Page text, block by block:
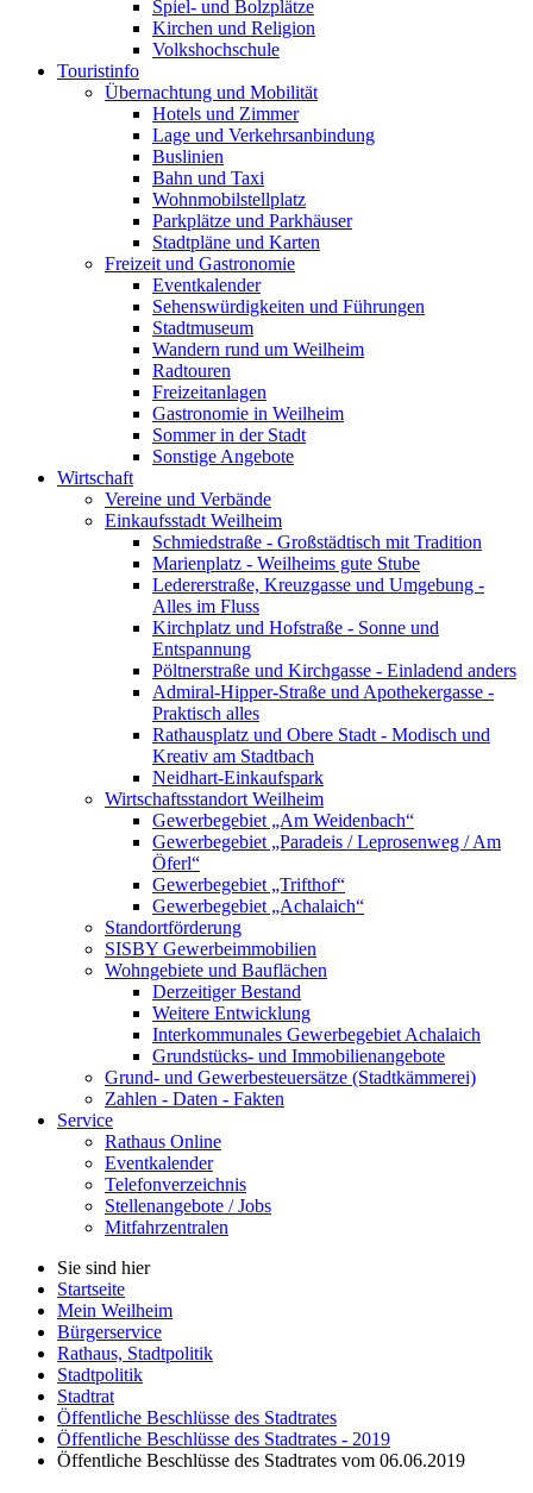
Spiel- und Bolzplätze
Kirchen und Religion
Volkshochschule
Touristinfo
Übernachtung und Mobilität
Hotels und Zimmer
Lage und Verkehrsanbindung
Buslinien
Bahn und Taxi
Wohnmobilstellplatz
Parkplätze und Parkhäuser
Stadtpläne und Karten
Freizeit und Gastronomie
Eventkalender
Sehenswürdigkeiten und Führungen
Stadtmuseum
Wandern rund um Weilheim
Radtouren
Freizeitanlagen
Gastronomie in Weilheim
Sommer in der Stadt
Sonstige Angebote
Wirtschaft
Vereine und Verbände
Einkaufsstadt Weilheim
Schmiedstraße - Großstädtisch mit Tradition
Marienplatz - Weilheims gute Stube
Ledererstraße, Kreuzgasse und Umgebung -
Alles im Fluss
Kirchplatz und Hofstraße - Sonne und
Entspannung
Pöltnerstraße und Kirchgasse - Einladend anders
Admiral-Hipper-Straße und Apothekergasse -
Praktisch alles
Rathausplatz und Obere Stadt - Modisch und
Kreativ am Stadtbach
Neidhart-Einkaufspark
Wirtschaftsstandort Weilheim
Gewerbegebiet „Am Weidenbach“
Gewerbegebiet „Paradeis / Leprosenweg / Am
Öferl“
Gewerbegebiet „Trifthof“
Gewerbegebiet „Achalaich“
Standortförderung
SISBY Gewerbeimmobilien
Wohngebiete und Bauflächen
Derzeitiger Bestand
Weitere Entwicklung
Interkommunales Gewerbegebiet Achalaich
Grundstücks- und Immobilienangebote
Grund- und Gewerbesteuersätze (Stadtkämmerei)
Zahlen - Daten - Fakten
Service
Rathaus Online
Eventkalender
Telefonverzeichnis
Stellenangebote / Jobs
Mitfahrzentralen
Sie sind hier
Startseite
Mein Weilheim
Bürgerservice
Rathaus, Stadtpolitik
Stadtpolitik
Stadtrat
Öffentliche Beschlüsse des Stadtrates
Öffentliche Beschlüsse des Stadtrates - 2019
Öffentliche Beschlüsse des Stadtrates vom 06.06.2019